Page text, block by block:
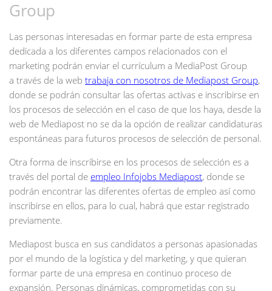
Group
Las personas interesadas en formar parte de esta empresa
dedicada a los diferentes campos relacionados con el
marketing podrán enviar el currículum a MediaPost Group
a través de la web trabaja con nosotros de Mediapost Group,
donde se podrán consultar las ofertas activas e inscribirse en
los procesos de selección en el caso de que los haya, desde la
web de Mediapost no se da la opción de realizar candidaturas
espontáneas para futuros procesos de selección de personal.
Otra forma de inscribirse en los procesos de selección es a
través del portal de empleo Infojobs Mediapost, donde se
podrán encontrar las diferentes ofertas de empleo así como
inscribirse en ellos, para lo cual, habrá que estar registrado
previamente.
Mediapost busca en sus candidatos a personas apasionadas
por el mundo de la logística y del marketing, y que quieran
formar parte de una empresa en continuo proceso de
expansión. Personas dinámicas, comprometidas con su